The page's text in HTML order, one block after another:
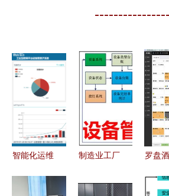
----------------
智能化运维
控与历史数
制造业工厂
理与信息系
罗盘
新功